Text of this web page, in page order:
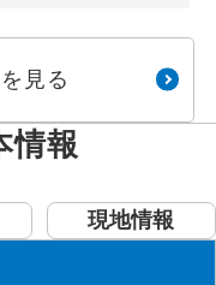
見る
情報
現地情報